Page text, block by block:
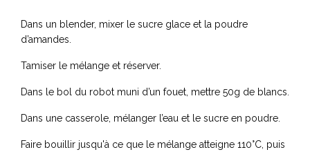
Dans un blender, mixer le sucre glace et la poudre
d’amandes.
Tamiser le mélange et réserver.
Dans le bol du robot muni d’un fouet, mettre 50g de blancs.
Dans une casserole, mélanger l’eau et le sucre en poudre.
Faire bouillir jusqu'à ce que le mélange atteigne 110°C, puis